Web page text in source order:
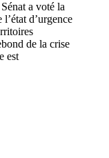
a voté la
d’urgence
de la crise
est